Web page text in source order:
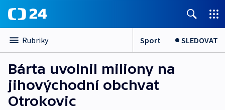
Rubriky Sport SLEDOVAT
Bárta uvolnil miliony na
jihovýchodní obchvat
Otrokovic